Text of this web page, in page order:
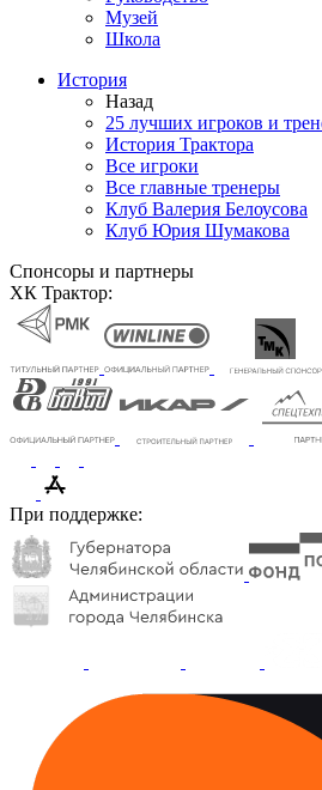
Музей
Школа
История
Назад
25 лучших игроков и
История Трактора
Все игроки
Все главные тренеры
Клуб Валерия Белоусова
Клуб Юрия Шумакова
Спонсоры и партнеры
ХК Трактор:
При поддержке: